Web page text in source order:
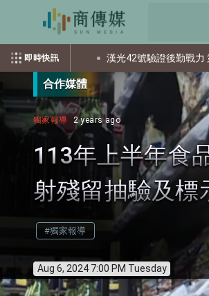
即時快訊
個資？ 漢光42號驗證後勤戰力 第五
合作媒體
獨家報導 2 years ago
113年上半年食
射殘留抽驗及標
#獨家報導
Aug 6, 2024 7:00 PM Tuesday